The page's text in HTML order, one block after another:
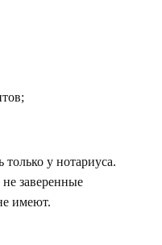
у нотариуса.
заверенные
имеют.